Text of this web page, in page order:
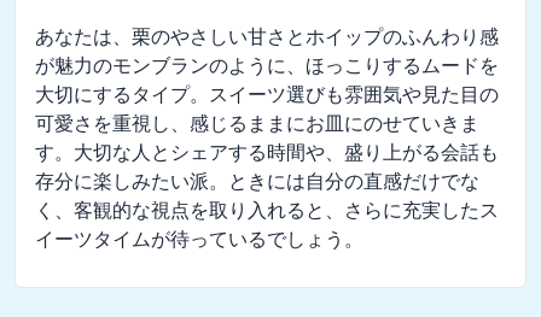
あなたは、栗のやさしい甘さとホイップのふんわり感
が魅力のモンブランのように、ほっこりするムードを
大切にするタイプ。スイーツ選びも雰囲気や見た目の
可愛さを重視し、感じるままにお皿にのせていきま
す。大切な人とシェアする時間や、盛り上がる会話も
存分に楽しみたい派。ときには自分の直感だけでな
く、客観的な視点を取り入れると、さらに充実したス
イーツタイムが待っているでしょう。